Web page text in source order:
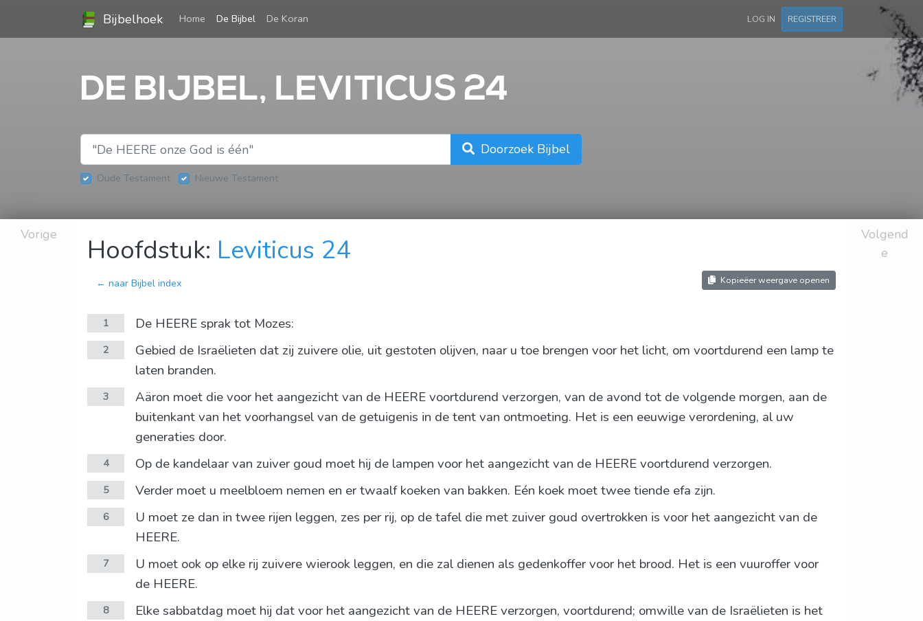
Bijbelhoek Home (current)
De Bijbel De Koran LOG IN REGISTREER
DE BIJBEL, LEVITICUS 24
Doorzoek Bijbel
Oude Testament Nieuwe Testament
Vorige Hoofdstuk: Leviticus 24
← naar Bijbel index Kopieëer weergave openen
1 De HEERE sprak tot Mozes:
2
Gebied de Israëlieten dat zij zuivere olie, uit gestoten olijven, naar u toe brengen voor het licht, om voortdurend een lamp te
laten branden.
3
Aäron moet die voor het aangezicht van de HEERE voortdurend verzorgen, van de avond tot de volgende morgen, aan de
buitenkant van het voorhangsel van de getuigenis in de tent van ontmoeting. Het is een eeuwige verordening, al uw
generaties door.
4 Op de kandelaar van zuiver goud moet hij de lampen voor het aangezicht van de HEERE voortdurend verzorgen.
5 Verder moet u meelbloem nemen en er twaalf koeken van bakken. Eén koek moet twee tiende efa zijn.
6
U moet ze dan in twee rijen leggen, zes per rij, op de tafel die met zuiver goud overtrokken is voor het aangezicht van de
HEERE.
7
U moet ook op elke rij zuivere wierook leggen, en die zal dienen als gedenkoffer voor het brood. Het is een vuuroffer voor
de HEERE.
8
Elke sabbatdag moet hij dat voor het aangezicht van de HEERE verzorgen, voortdurend; omwille van de Israëlieten is het
Volgend
e